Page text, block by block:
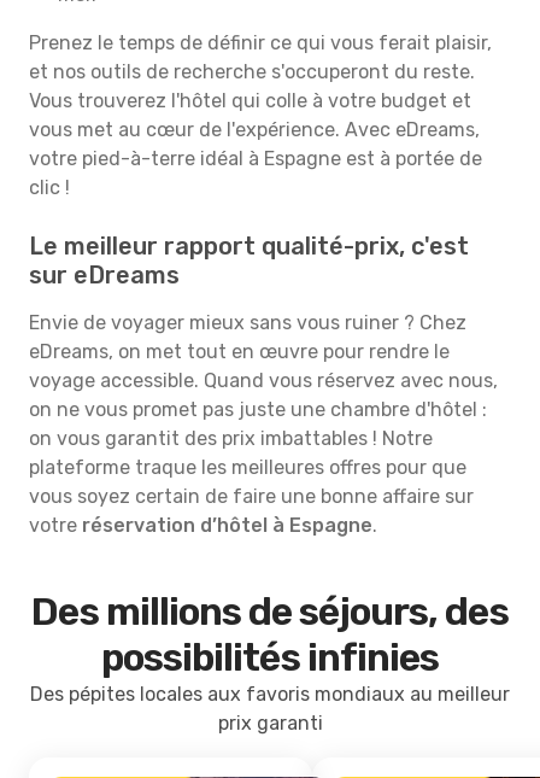
Prenez le temps de définir ce qui vous ferait plaisir,
et nos outils de recherche s'occuperont du reste.
Vous trouverez l'hôtel qui colle à votre budget et
vous met au cœur de l'expérience. Avec eDreams,
votre pied-à-terre idéal à Espagne est à portée de
clic !
Le meilleur rapport qualité-prix, c'est
sur eDreams
Envie de voyager mieux sans vous ruiner ? Chez
eDreams, on met tout en œuvre pour rendre le
voyage accessible. Quand vous réservez avec nous,
on ne vous promet pas juste une chambre d'hôtel :
on vous garantit des prix imbattables ! Notre
plateforme traque les meilleures offres pour que
vous soyez certain de faire une bonne affaire sur
votre réservation d’hôtel à Espagne.
Des millions de séjours, des
possibilités infinies
Des pépites locales aux favoris mondiaux au meilleur
prix garanti